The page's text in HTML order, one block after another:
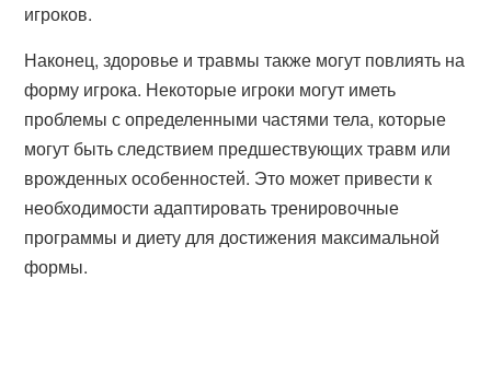
игроков.
Наконец, здоровье и травмы также могут повлиять на
форму игрока. Некоторые игроки могут иметь
проблемы с определенными частями тела, которые
могут быть следствием предшествующих травм или
врожденных особенностей. Это может привести к
необходимости адаптировать тренировочные
программы и диету для достижения максимальной
формы.